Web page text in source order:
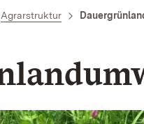
Agrarstruktur